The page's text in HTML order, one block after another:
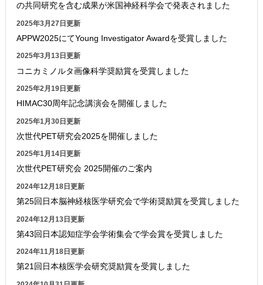
の共同研究を含む成果が米国神経科学会で発表されました
2025年3月27日更新
APPW2025にてYoung Investigator Awardを受賞しました
2025年3月13日更新
コニカミノルタ画像科学奨励賞を受賞しました
2025年2月19日更新
HIMAC30周年記念講演会を開催しました
2025年1月30日更新
次世代PET研究会2025を開催しました
2025年1月14日更新
次世代PET研究会 2025開催のご案内
2024年12月18日更新
第25回日本脳神経核医学研究会で学術奨励賞を受賞しました
2024年12月13日更新
第43回日本認知症学会学術集会で学会賞を受賞しました
2024年11月18日更新
第21回日本核医学会研究奨励賞を受賞しました